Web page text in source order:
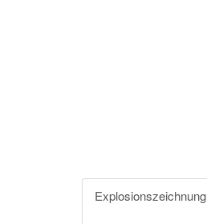
Explosionszeichnung